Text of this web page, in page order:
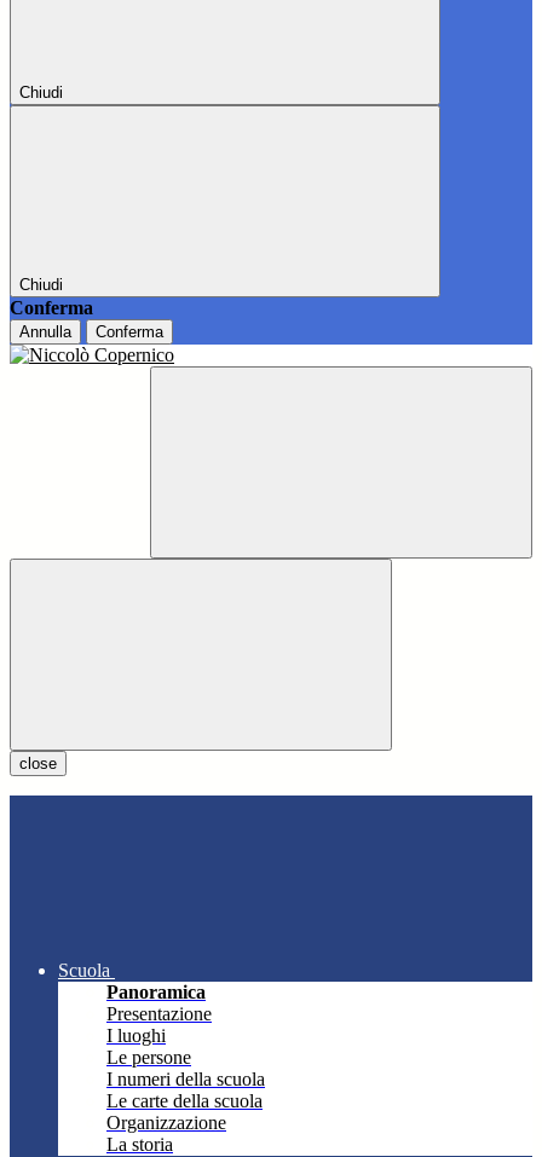
Chiudi
Chiudi
Conferma
Annulla Conferma
close
Scuola
Panoramica
Presentazione
I luoghi
Le persone
I numeri della scuola
Le carte della scuola
Organizzazione
La storia